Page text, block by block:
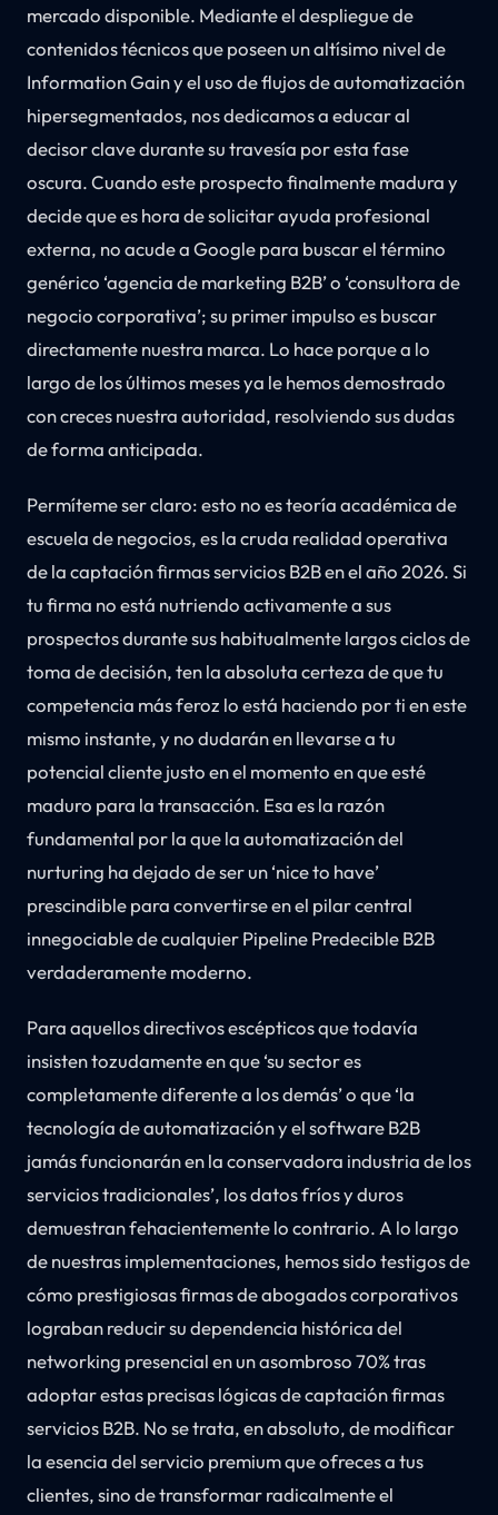
mercado disponible. Mediante el despliegue de
contenidos técnicos que poseen un altísimo nivel de
Information Gain y el uso de flujos de automatización
hipersegmentados, nos dedicamos a educar al
decisor clave durante su travesía por esta fase
oscura. Cuando este prospecto finalmente madura y
decide que es hora de solicitar ayuda profesional
externa, no acude a Google para buscar el término
genérico ‘agencia de marketing B2B’ o ‘consultora de
negocio corporativa’; su primer impulso es buscar
directamente nuestra marca. Lo hace porque a lo
largo de los últimos meses ya le hemos demostrado
con creces nuestra autoridad, resolviendo sus dudas
de forma anticipada.
Permíteme ser claro: esto no es teoría académica de
escuela de negocios, es la cruda realidad operativa
de la captación firmas servicios B2B en el año 2026. Si
tu firma no está nutriendo activamente a sus
prospectos durante sus habitualmente largos ciclos de
toma de decisión, ten la absoluta certeza de que tu
competencia más feroz lo está haciendo por ti en este
mismo instante, y no dudarán en llevarse a tu
potencial cliente justo en el momento en que esté
maduro para la transacción. Esa es la razón
fundamental por la que la automatización del
nurturing ha dejado de ser un ‘nice to have’
prescindible para convertirse en el pilar central
innegociable de cualquier Pipeline Predecible B2B
verdaderamente moderno.
Para aquellos directivos escépticos que todavía
insisten tozudamente en que ‘su sector es
completamente diferente a los demás’ o que ‘la
tecnología de automatización y el software B2B
jamás funcionarán en la conservadora industria de los
servicios tradicionales’, los datos fríos y duros
demuestran fehacientemente lo contrario. A lo largo
de nuestras implementaciones, hemos sido testigos de
cómo prestigiosas firmas de abogados corporativos
lograban reducir su dependencia histórica del
networking presencial en un asombroso 70% tras
adoptar estas precisas lógicas de captación firmas
servicios B2B. No se trata, en absoluto, de modificar
la esencia del servicio premium que ofreces a tus
clientes, sino de transformar radicalmente el